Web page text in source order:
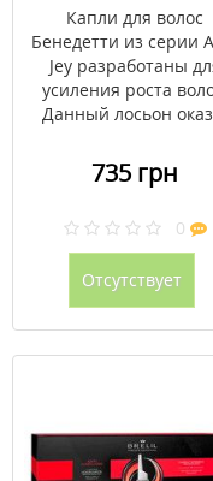
Капли для волос
Бенедетти из серии
Jey разработаны
усиления роста
Данный лосьон
735 грн
0
Отсутствует